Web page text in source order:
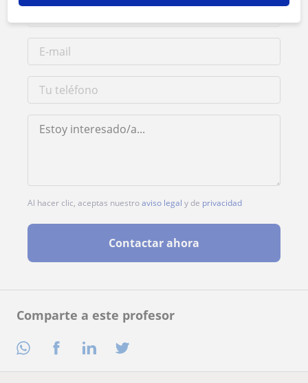
Comparte a este profesor
Al hacer clic, aceptas nuestroaviso legal y de privacidad
Contactar ahora